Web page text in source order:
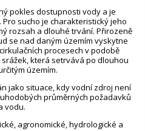
pokles dostupnosti vody a je
sucho je charakteristický jeho
rozsah a dlouhé trvání. Přirozeně
se nad daným územím vyskytne
procesech v podobě
která setrvává po dlouhou
územím.
jako situace, kdy vodní zdroj není
průměrných požadavků
vodu.
agronomické, hydrologické a